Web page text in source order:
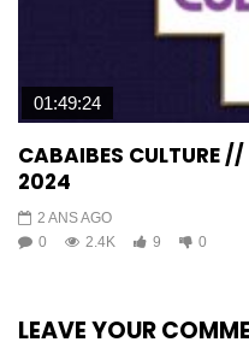
01:49:24
CABAIBES CULTURE
2024
2 ANS AGO
0
2.4K 9 0
LEAVE YOUR